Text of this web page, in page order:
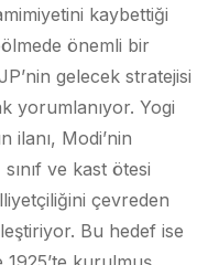
kaybettiği
önemli bir
gelecek stratejisi
yorumlanıyor. Yogi
ilanı, Modi’nin
ve kast ötesi
çevreden
Bu hedef ise